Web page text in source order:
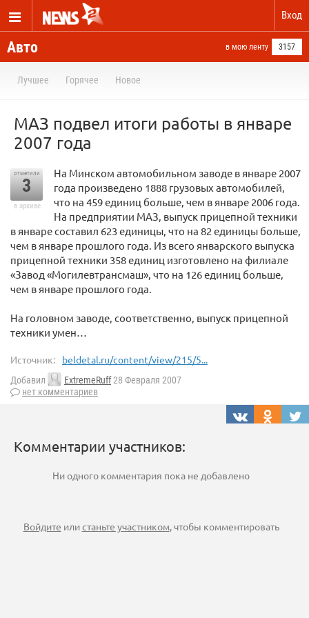
Вход
Авто в мою ленту 3157
Лучшее Горячее Новое
МАЗ подвел итоги работы в январе
2007 года
отметили
3
в архиве
На Минском автомобильном заводе в январе 2007
года произведено 1888 грузовых автомобилей,
что на 459 единиц больше, чем в январе 2006 года.
На предприятии МАЗ, выпуск прицепной техники
в январе составил 623 единицы, что на 82 единицы больше,
чем в январе прошлого года. Из всего январского выпуска
прицепной техники 358 единиц изготовлено на филиале
«Завод «Могилевтрансмаш», что на 126 единиц больше,
чем в январе прошлого года.
На головном заводе, соответственно, выпуск прицепной
техники умен…
Источник: beldetal.ru/content/view/215/5...
Добавил ExtremeRuff28 Февраля 2007
нет комментариев
Комментарии участников:
Ни одного комментария пока не добавлено
Войдите илистаньте участником, чтобы комментировать